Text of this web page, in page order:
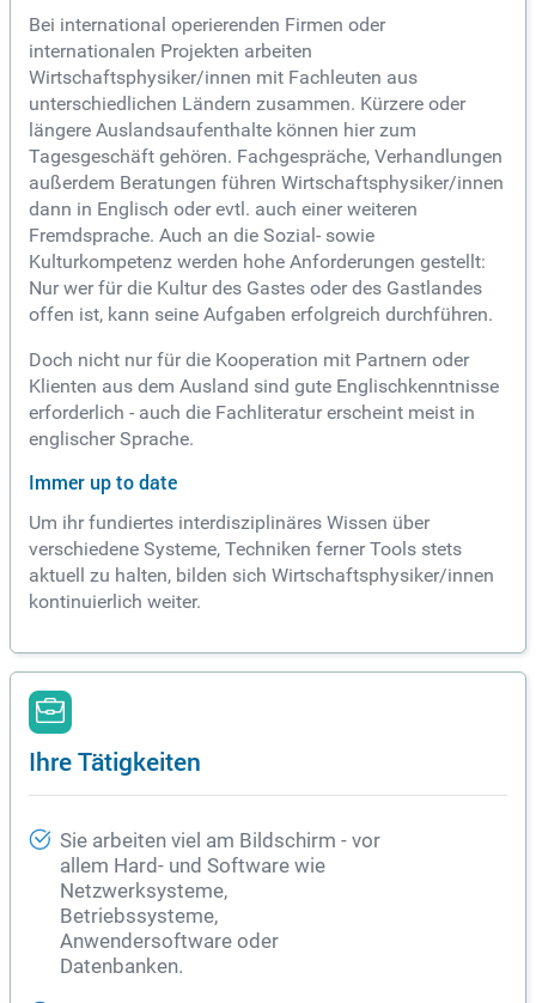
Bei international operierenden Firmen oder
internationalen Projekten arbeiten
Wirtschaftsphysiker/innen mit Fachleuten aus
unterschiedlichen Ländern zusammen. Kürzere oder
längere Auslandsaufenthalte können hier zum
Tagesgeschäft gehören. Fachgespräche, Verhandlungen
außerdem Beratungen führen Wirtschaftsphysiker/innen
dann in Englisch oder evtl. auch einer weiteren
Fremdsprache. Auch an die Sozial- sowie
Kulturkompetenz werden hohe Anforderungen gestellt:
Nur wer für die Kultur des Gastes oder des Gastlandes
offen ist, kann seine Aufgaben erfolgreich durchführen.
Doch nicht nur für die Kooperation mit Partnern oder
Klienten aus dem Ausland sind gute Englischkenntnisse
erforderlich - auch die Fachliteratur erscheint meist in
englischer Sprache.
Immer up to date
Um ihr fundiertes interdisziplinäres Wissen über
verschiedene Systeme, Techniken ferner Tools stets
aktuell zu halten, bilden sich Wirtschaftsphysiker/innen
kontinuierlich weiter.
Ihre Tätigkeiten
Sie arbeiten viel am Bildschirm - vor
allem Hard- und Software wie
Netzwerksysteme,
Betriebssysteme,
Anwendersoftware oder
Datenbanken.